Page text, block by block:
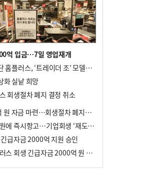
억 입금…7일 영업재개
산소호흡기 단 홈플러스, ‘트레이더 조’ 모델로 살아날까
화 실낱 희망
회생절차 폐지 결정 취소
홈플, 2000억 원 자금 마련…회생절차 폐지에 즉시항고(종합)
홈플러스, 법원에 즉시항고…기업회생 ‘재도전’
급자금 2000억 지원 승인
메리츠, 홈플러스 회생 긴급자금 2000억 원 지원 승인